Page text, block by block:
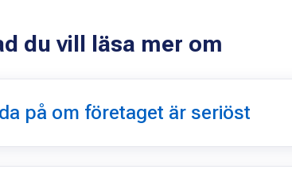
du vill läsa mer om
på om företaget är seriöst